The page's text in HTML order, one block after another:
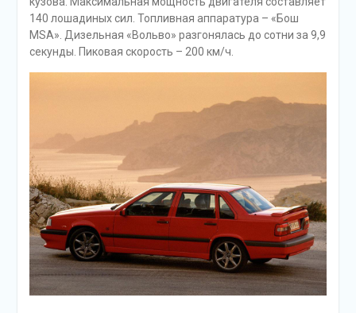
140 лошадиных сил. Топливная аппаратура – «Бош
MSA». Дизельная «Вольво» разгонялась до сотни за 9,9
секунды. Пиковая скорость – 200 км/ч.